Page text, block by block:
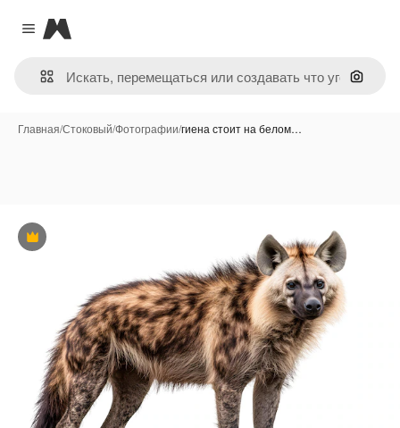
Close menu
Magnific
Поиск
Главная/Стоковый/Фотографии/гиена стоит на белом…
Премиум